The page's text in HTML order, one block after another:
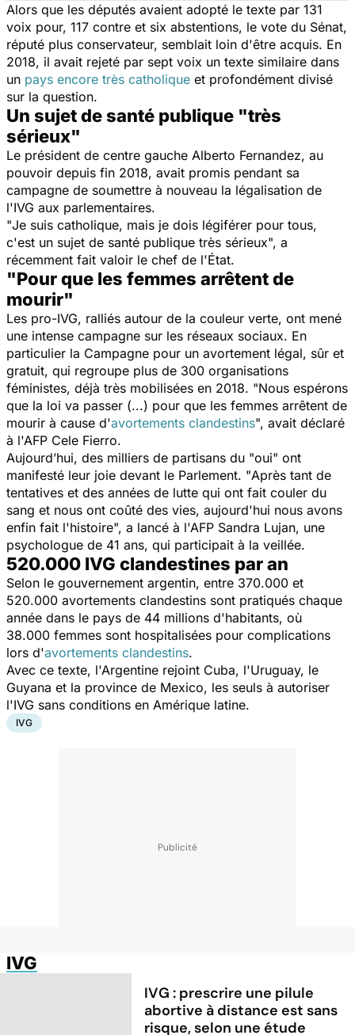
Alors que les députés avaient adopté le texte par 131
voix pour, 117 contre et six abstentions, le vote du Sénat,
réputé plus conservateur, semblait loin d'être acquis. En
2018, il avait rejeté par sept voix un texte similaire dans
un pays encore très catholique et profondément divisé
sur la question.
Un sujet de santé publique "très
sérieux"
Le président de centre gauche Alberto Fernandez, au
pouvoir depuis fin 2018, avait promis pendant sa
campagne de soumettre à nouveau la légalisation de
l'IVG aux parlementaires.
"Je suis catholique, mais je dois légiférer pour tous,
c'est un sujet de santé publique très sérieux", a
récemment fait valoir le chef de l'État.
"Pour que les femmes arrêtent de
mourir"
Les pro-IVG, ralliés autour de la couleur verte, ont mené
une intense campagne sur les réseaux sociaux. En
particulier la Campagne pour un avortement légal, sûr et
gratuit, qui regroupe plus de 300 organisations
féministes, déjà très mobilisées en 2018. "Nous espérons
que la loi va passer (...) pour que les femmes arrêtent de
mourir à cause d'avortements clandestins", avait déclaré
à l'AFP Cele Fierro.
Aujourd’hui, des milliers de partisans du "oui" ont
manifesté leur joie devant le Parlement. "Après tant de
tentatives et des années de lutte qui ont fait couler du
sang et nous ont coûté des vies, aujourd'hui nous avons
enfin fait l'histoire", a lancé à l'AFP Sandra Lujan, une
psychologue de 41 ans, qui participait à la veillée.
520.000 IVG clandestines par an
Selon le gouvernement argentin, entre 370.000 et
520.000 avortements clandestins sont pratiqués chaque
année dans le pays de 44 millions d'habitants, où
38.000 femmes sont hospitalisées pour complications
lors d'avortements clandestins.
Avec ce texte, l'Argentine rejoint Cuba, l'Uruguay, le
Guyana et la province de Mexico, les seuls à autoriser
l'IVG sans conditions en Amérique latine.
IVG
IVG
IVG : prescrire une pilule
abortive à distance est sans
risque, selon une étude